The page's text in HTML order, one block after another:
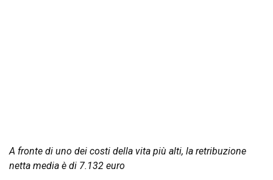
A fronte di uno dei costi della vita più alti, la retribuzione
netta media è di 7.132 euro